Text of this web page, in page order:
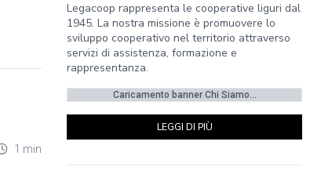
1 min
Legacoop rappresenta le cooperative liguri dal
1945. La nostra missione è promuovere lo
sviluppo cooperativo nel territorio attraverso
servizi di assistenza, formazione e
rappresentanza.
Caricamento banner Chi Siamo...
LEGGI DI PIÙ